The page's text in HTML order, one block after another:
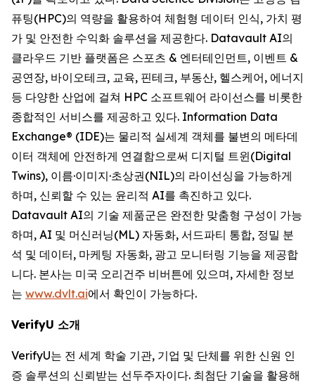
퓨팅(HPC)의 역량을 활용하여 체험형 데이터 인식, 가치 평
가 및 안전한 수익화 솔루션을 제공한다. Datavault AI의
클라우드 기반 플랫폼은 스포츠 & 엔터테인먼트, 이벤트 &
공연장, 바이오테크, 교육, 핀테크, 부동산, 헬스케어, 에너지
등 다양한 산업에 걸쳐 HPC 소프트웨어 라이선스를 비롯한
종합적인 서비스를 제공하고 있다. Information Data
Exchange® (IDE)는 물리적 실세계 객체를 불변의 메타데
이터 객체에 안전하게 연결함으로써 디지털 트윈(Digital
Twins), 이름·이미지·초상권(NIL)의 라이선싱을 가능하게
하며, 신뢰할 수 있는 윤리적 AI를 촉진하고 있다.
Datavault AI의 기술 제품군은 완전한 맞춤형 구성이 가능
하며, AI 및 머신러닝(ML) 자동화, 서드파티 통합, 정밀 분
석 및 데이터, 마케팅 자동화, 광고 모니터링 기능을 제공합
니다. 본사는 미국 오리건주 비버튼에 있으며, 자세한 정보
는 www.dvlt.ai에서 확인이 가능하다.
VerifyU 소개
VerifyU는 전 세계 학술 기관, 기업 및 단체를 위한 신원 인
증 솔루션의 신뢰받는 선두주자이다. 최첨단 기술을 활용해